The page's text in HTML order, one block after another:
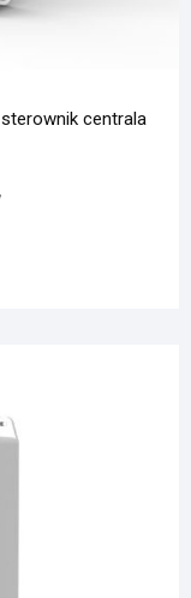
sterownik centrala